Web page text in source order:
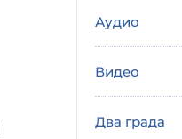
Аудио
Видео
Два града